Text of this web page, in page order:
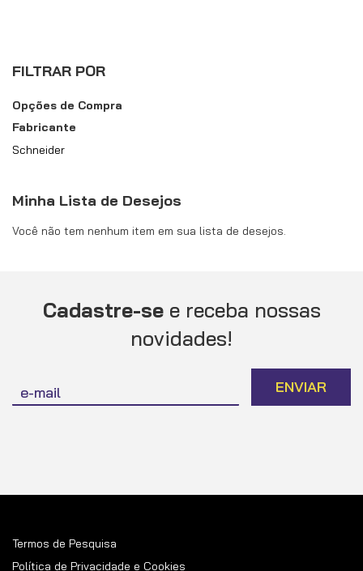
FILTRAR POR
Opções de Compra
Fabricante
Schneider
Minha Lista de Desejos
Você não tem nenhum item em sua lista de desejos.
Cadastre-see receba nossas
novidades!
se
na
ENVIAR
Termos de Pesquisa
Política de Privacidade e Cookies